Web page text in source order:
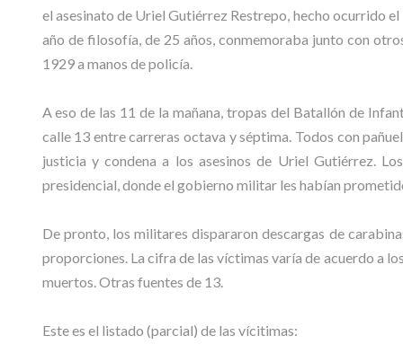
el asesinato de Uriel Gutiérrez Restrepo, hecho ocurrido
año de filosofía, de 25 años, conmemoraba junto con
1929 a manos de policía.
A eso de las 11 de la mañana, tropas del Batallón de
calle 13 entre carreras octava y séptima. Todos con
justicia y condena a los asesinos de Uriel Gutiérrez.
presidencial, donde el gobierno militar les habían
De pronto, los militares dispararon descargas de
proporciones. La cifra de las víctimas varía de acuerdo a
muertos. Otras fuentes de 13.
Este es el listado (parcial) de las vícitimas: